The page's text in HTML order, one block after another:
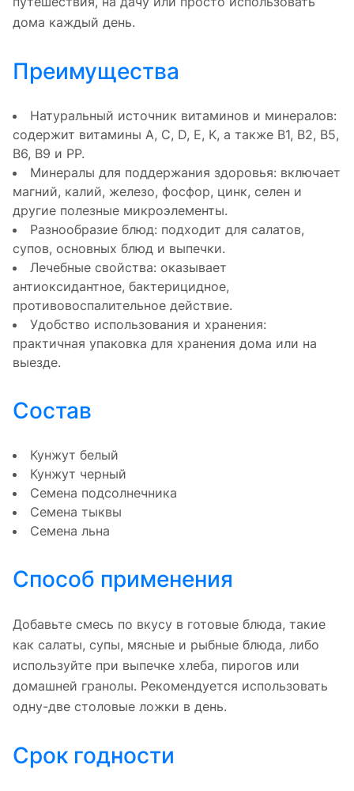
дома каждый день.
Преимущества
Натуральный источник витаминов и минералов:
содержит витамины A, C, D, E, K, а также B1, B2, B5,
B6, B9 и PP.
Минералы для поддержания здоровья: включает
магний, калий, железо, фосфор, цинк, селен и
другие полезные микроэлементы.
Разнообразие блюд: подходит для салатов,
супов, основных блюд и выпечки.
Лечебные свойства: оказывает
антиоксидантное, бактерицидное,
противовоспалительное действие.
Удобство использования и хранения:
практичная упаковка для хранения дома или на
выезде.
Состав
Кунжут белый
Кунжут черный
Семена подсолнечника
Семена тыквы
Семена льна
Способ применения
Добавьте смесь по вкусу в готовые блюда, такие
как салаты, супы, мясные и рыбные блюда, либо
используйте при выпечке хлеба, пирогов или
домашней гранолы. Рекомендуется использовать
одну-две столовые ложки в день.
Срок годности